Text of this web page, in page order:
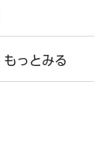
もっとみる